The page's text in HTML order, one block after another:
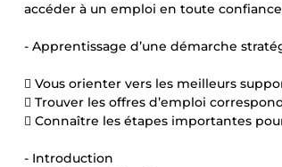
accéder à un emploi en toute
- Apprentissage d’une démarche
 Vous orienter vers les meilleurs
 Trouver les offres d’emploi
 Connaître les étapes importantes
- Introduction